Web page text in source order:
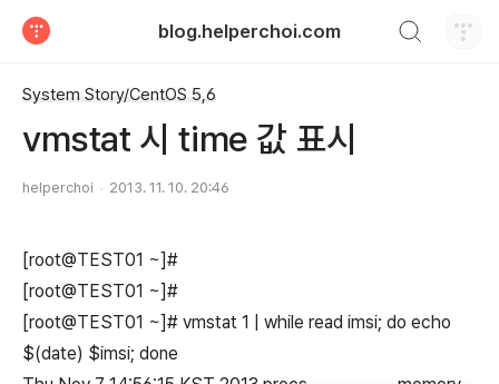
blog.helperchoi.com
System Story/CentOS 5,6
vmstat 시 time 값 표시
helperchoi 2013. 11. 10. 20:46
[root@TEST01 ~]#
[root@TEST01 ~]#
[root@TEST01 ~]# vmstat 1 | while read imsi; do echo
$(date) $imsi; done